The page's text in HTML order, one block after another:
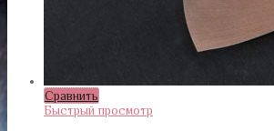
Сравнить
Быстрый просмотр